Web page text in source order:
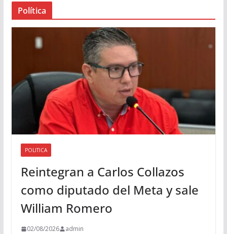
Política
POLITICA
Reintegran a Carlos Collazos
como diputado del Meta y sale
William Romero
02/08/2026 admin